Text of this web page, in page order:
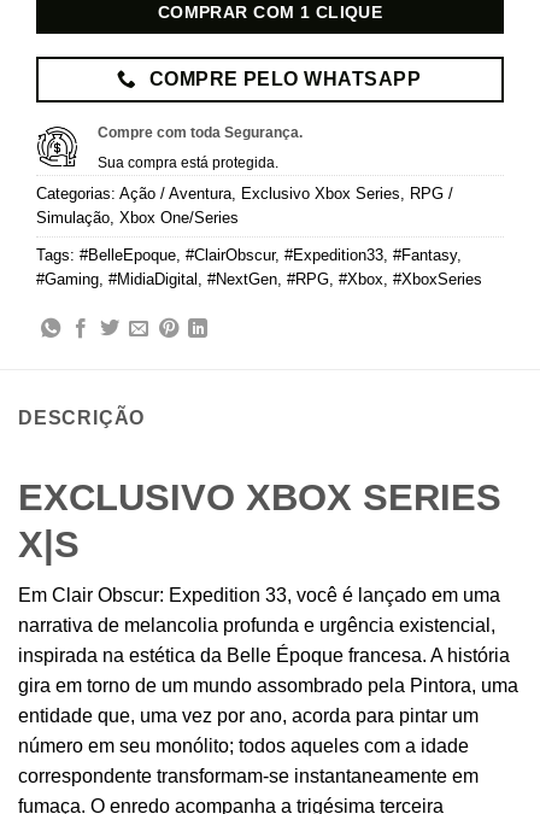
COMPRAR COM 1 CLIQUE
COMPRE PELO WHATSAPP
Compre com toda Segurança.
Sua compra está protegida.
Categorias: Ação / Aventura Exclusivo Xbox Series
RPG /
Simulação Xbox One/Series
Tags: #BelleEpoque #ClairObscur, #Expedition33 #Fantasy,
#Gaming #MidiaDigital #NextGen #RPG #Xbox #XboxSeries
DESCRIÇÃO
EXCLUSIVO XBOX SERIES
X|S
Em Clair Obscur: Expedition 33, você é lançado em uma
narrativa de melancolia profunda e urgência existencial,
inspirada na estética da Belle Époque francesa. A história
gira em torno de um mundo assombrado pela Pintora, uma
entidade que, uma vez por ano, acorda para pintar um
número em seu monólito; todos aqueles com a idade
correspondente transformam-se instantaneamente em
fumaça. O enredo acompanha a trigésima terceira